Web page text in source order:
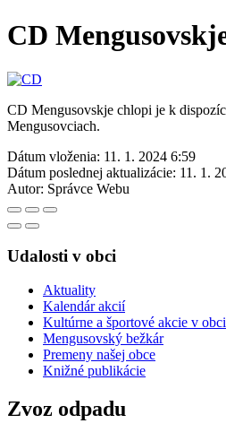
CD
CD Mengusovskje chlopi je k
Mengusovciach.
Dátum vloženia: 11. 1. 2024 6:59
Dátum poslednej aktualizácie: 11. 1.
Autor: Správce Webu
Udalosti v obci
Aktuality
Kalendár akcií
Kultúrne a športové akcie v obci
Mengusovský bežkár
Premeny našej obce
Knižné publikácie
Zvoz odpadu